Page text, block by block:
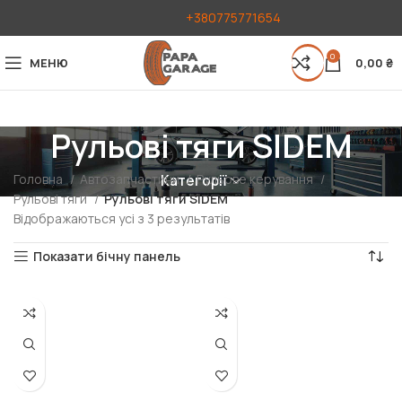
+380775771654
МЕНЮ 0 0,00 ₴
Рульові тяги SIDEM
Категорії
Головна Автозапчастини
Рульове керування
Рульові тяги
Рульові тяги SIDEM
Відображаються усі з 3 результатів
Показати бічну панель